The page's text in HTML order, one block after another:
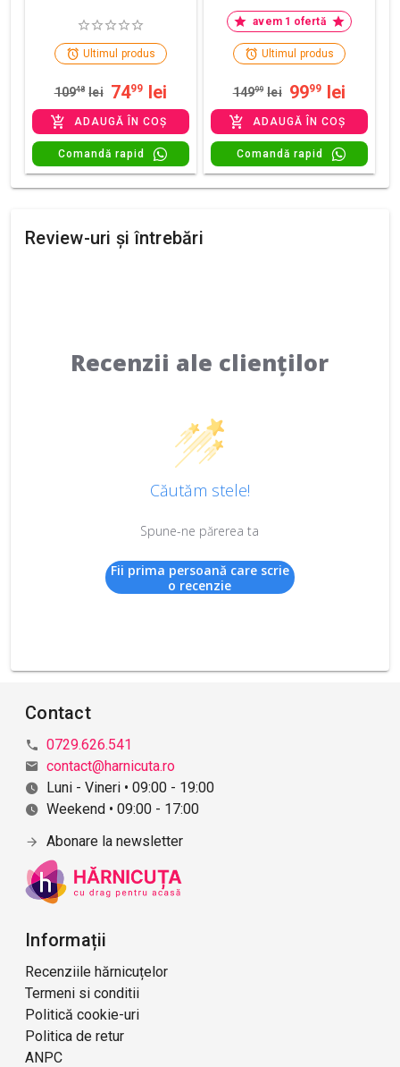
Ultimul produs
10948 lei 7499 lei
ADAUGĂ ÎN COȘ
Comandă rapid
avem 1 ofertă
Ultimul produs
14999 lei 9999 lei
ADAUGĂ ÎN COȘ
Comandă rapid
Review-uri și întrebări
Recenzii ale clienților
Căutăm stele!
Spune-ne părerea ta
Fii prima persoană care scrie
o recenzie
Contact
0729.626.541
contact@harnicuta.ro
Luni - Vineri • 09:00 - 19:00
Weekend • 09:00 - 17:00
Abonare la newsletter
Informații
Recenziile hărnicuțelor
Termeni si conditii
Politică cookie-uri
Politica de retur
ANPC